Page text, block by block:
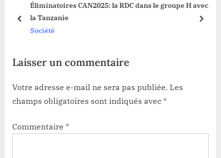
t
:
Éliminatoires CAN2025: la RDC dans le groupe H avec
la Tanzanie
Société
prev next
Laisser un commentaire
Votre adresse e-mail ne sera pas publiée. Les
champs obligatoires sont indiqués avec *
Commentaire *